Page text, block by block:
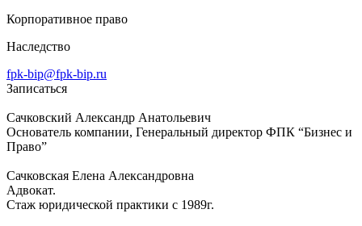
Корпоративное право
Наследство
fpk-bip@fpk-bip.ru
Записаться
Сачковский Александр Анатольевич
Основатель компании, Генеральный директор ФПК “Бизнес и
Право”
Сачковская Елена Александровна
Адвокат.
Стаж юридической практики с 1989г.